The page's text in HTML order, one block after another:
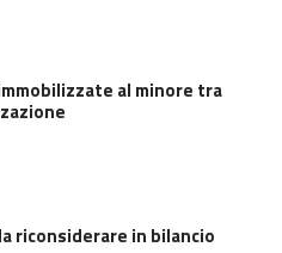
al minore tra
riconsiderare in bilancio